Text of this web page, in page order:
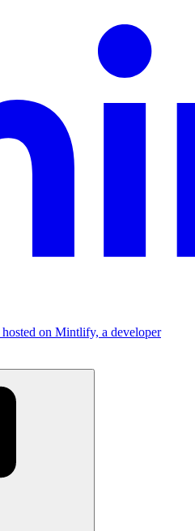
on Mintlify, a developer